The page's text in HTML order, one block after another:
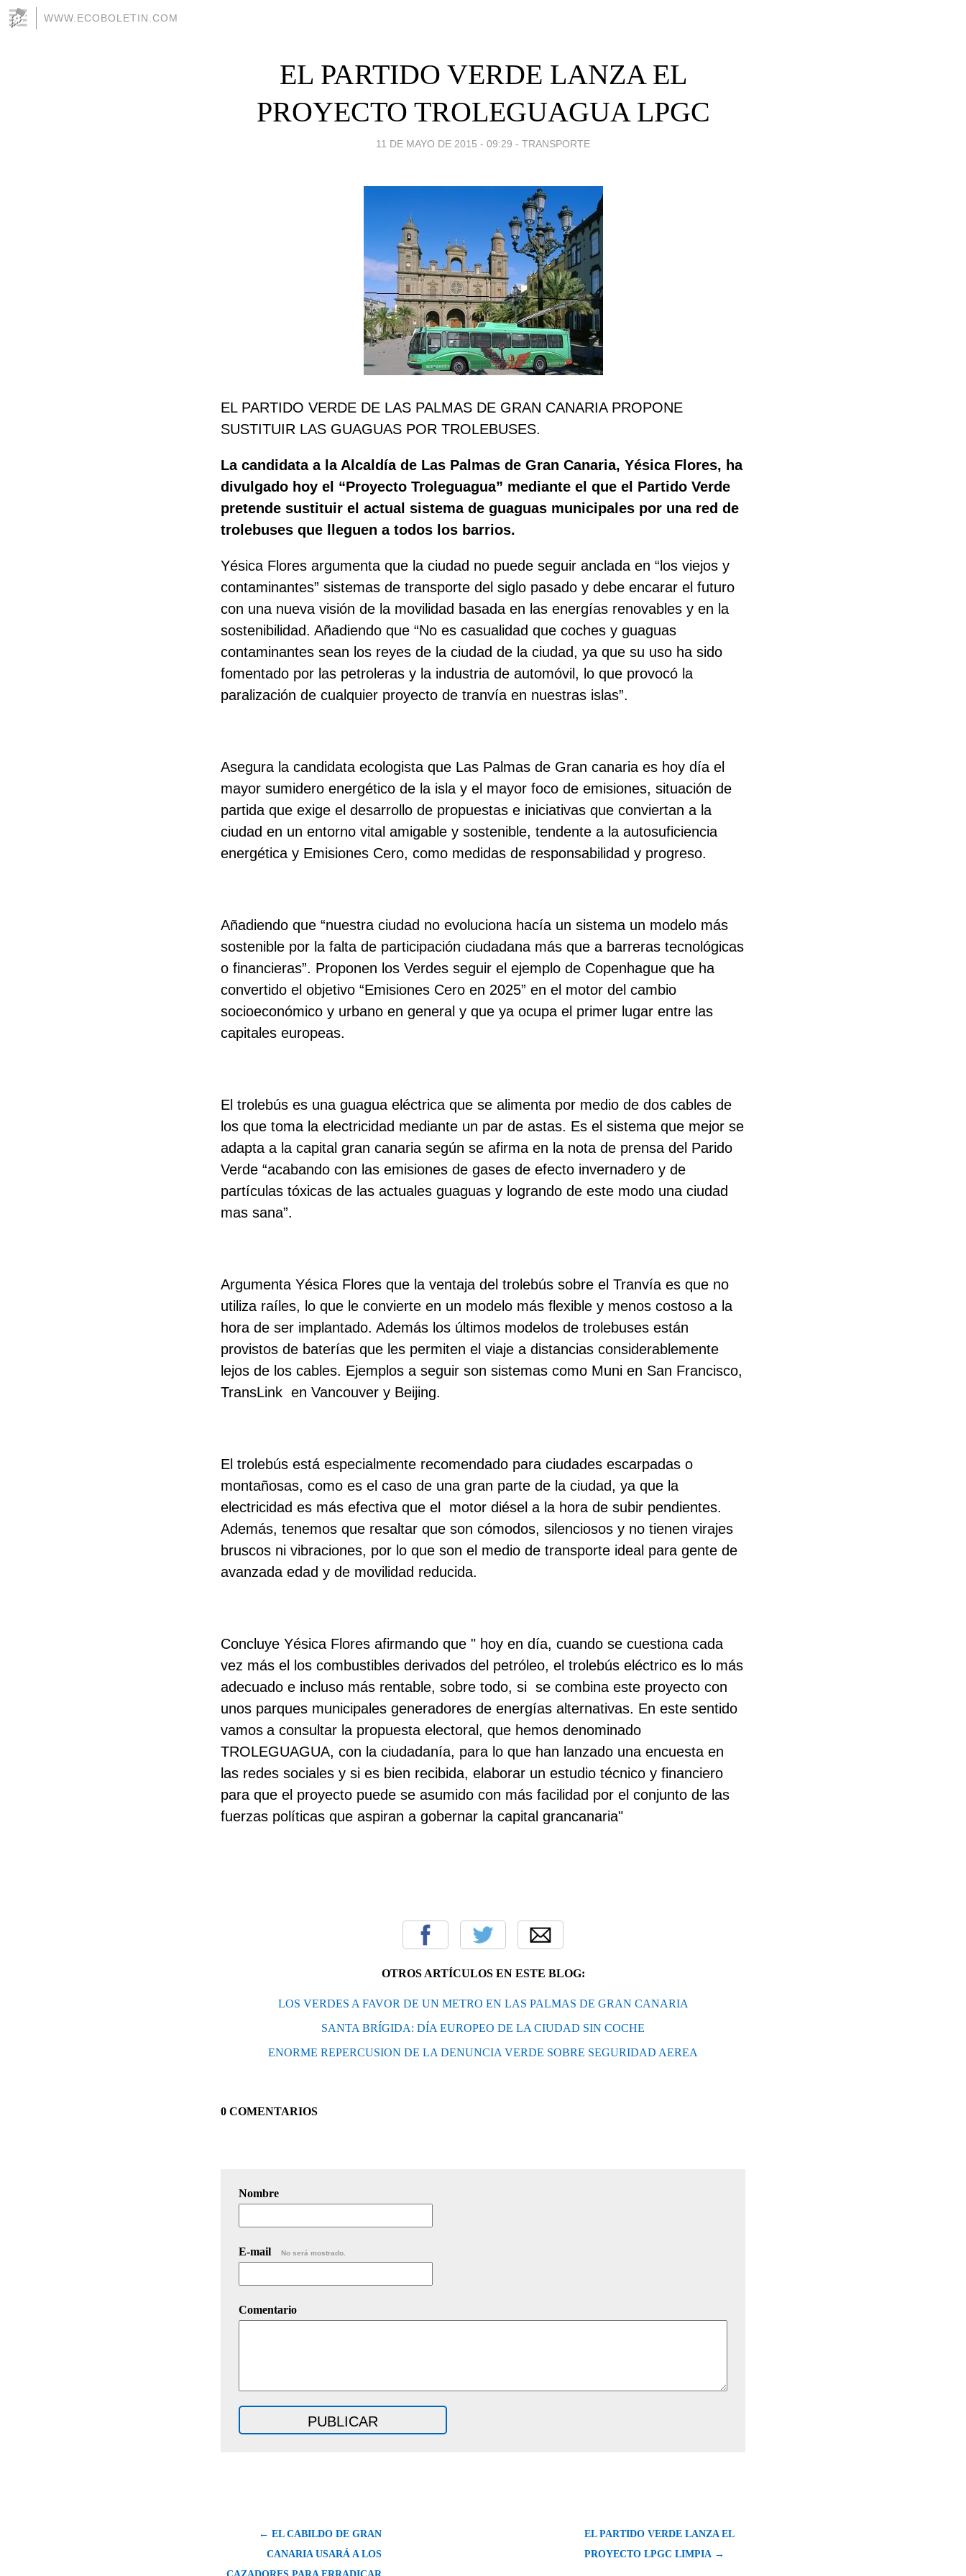
WWW.ECOBOLETIN.COM
EL PARTIDO VERDE LANZA EL
PROYECTO TROLEGUAGUA LPGC
11 DE MAYO DE 2015 - 09:29 - TRANSPORTE
EL PARTIDO VERDE DE LAS PALMAS DE GRAN CANARIA PROPONE
SUSTITUIR LAS GUAGUAS POR TROLEBUSES.
La candidata a la Alcaldía de Las Palmas de Gran Canaria, Yésica Flores, ha
divulgado hoy el “Proyecto Troleguagua” mediante el que el Partido Verde
pretende sustituir el actual sistema de guaguas municipales por una red de
trolebuses que lleguen a todos los barrios.
Yésica Flores argumenta que la ciudad no puede seguir anclada en “los viejos y
contaminantes” sistemas de transporte del siglo pasado y debe encarar el futuro
con una nueva visión de la movilidad basada en las energías renovables y en la
sostenibilidad. Añadiendo que “No es casualidad que coches y guaguas
contaminantes sean los reyes de la ciudad de la ciudad, ya que su uso ha sido
fomentado por las petroleras y la industria de automóvil, lo que provocó la
paralización de cualquier proyecto de tranvía en nuestras islas”.
Asegura la candidata ecologista que Las Palmas de Gran canaria es hoy día el
mayor sumidero energético de la isla y el mayor foco de emisiones, situación de
partida que exige el desarrollo de propuestas e iniciativas que conviertan a la
ciudad en un entorno vital amigable y sostenible, tendente a la autosuficiencia
energética y Emisiones Cero, como medidas de responsabilidad y progreso.
Añadiendo que “nuestra ciudad no evoluciona hacía un sistema un modelo más
sostenible por la falta de participación ciudadana más que a barreras tecnológicas
o financieras”. Proponen los Verdes seguir el ejemplo de Copenhague que ha
convertido el objetivo “Emisiones Cero en 2025” en el motor del cambio
socioeconómico y urbano en general y que ya ocupa el primer lugar entre las
capitales europeas.
El trolebús es una guagua eléctrica que se alimenta por medio de dos cables de
los que toma la electricidad mediante un par de astas. Es el sistema que mejor se
adapta a la capital gran canaria según se afirma en la nota de prensa del Parido
Verde “acabando con las emisiones de gases de efecto invernadero y de
partículas tóxicas de las actuales guaguas y logrando de este modo una ciudad
mas sana”.
Argumenta Yésica Flores que la ventaja del trolebús sobre el Tranvía es que no
utiliza raíles, lo que le convierte en un modelo más flexible y menos costoso a la
hora de ser implantado. Además l os últimos modelos de trolebuses están
provistos de baterías que les permiten el viaje a distancias considerablemente
lejos de los cables. Ejemplos a seguir son sistemas como Muni en San Francisco,
TransLink en Vancouver y Beijing.
El trolebús está especialmente recomendado para ciudades escarpadas o
montañosas, como es el caso de una gran parte de la ciudad, ya que la
electricidad es más efectiva que el motor diésel a la hora de subir pendientes.
Además, tenemos que resaltar que son cómodos, silenciosos y no tienen virajes
bruscos ni vibraciones, por lo que son el medio de transporte ideal para gente de
avanzada edad y de movilidad reducida.
Concluye Yésica Flores afirmando que " hoy en día, cuando se cuestiona cada
vez más el los combustibles derivados del petróleo, el trolebús eléctrico es lo más
adecuado e incluso más rentable, sobre todo, si se combina este proyecto con
unos parques municipales generadores de energías alternativas. En este sentido
vamos a consultar la propuesta electoral, que hemos denominado
TROLEGUAGUA, con la ciudadanía, para lo que han lanzado una encuesta en
las redes sociales y si es bien recibida, elaborar un estudio técnico y financiero
para que el proyecto puede se asumido con más facilidad por el conjunto de las
fuerzas políticas que aspiran a gobernar la capital grancanaria"
OTROS ARTÍCULOS EN ESTE BLOG:
LOS VERDES A FAVOR DE UN METRO EN LAS PALMAS DE GRAN CANARIA
SANTA BRÍGIDA: DÍA EUROPEO DE LA CIUDAD SIN COCHE
ENORME REPERCUSION DE LA DENUNCIA VERDE SOBRE SEGURIDAD AEREA
0 COMENTARIOS
Nombre
E-mail No será mostrado.
Comentario
← EL CABILDO DE GRAN
CANARIA USARÁ A LOS
EL PARTIDO VERDE LANZA EL
PROYECTO LPGC LIMPIA →